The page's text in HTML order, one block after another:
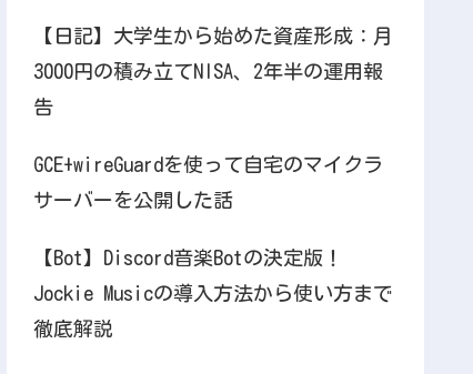
【日記】大学生から始めた資産形成：月
3000円の積み立てNISA、2年半の運用報
告
GCE+wireGuardを使って自宅のマイクラ
サーバーを公開した話
【Bot】Discord音楽Botの決定版！
Jockie Musicの導入方法から使い方まで
徹底解説